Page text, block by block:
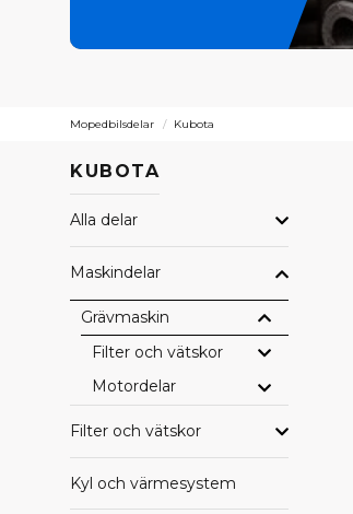
Mopedbilsdelar Kubota
KUBOTA
Alla delar
Maskindelar
Grävmaskin
Filter och vätskor
Motordelar
Filter och vätskor
Kyl och värmesystem